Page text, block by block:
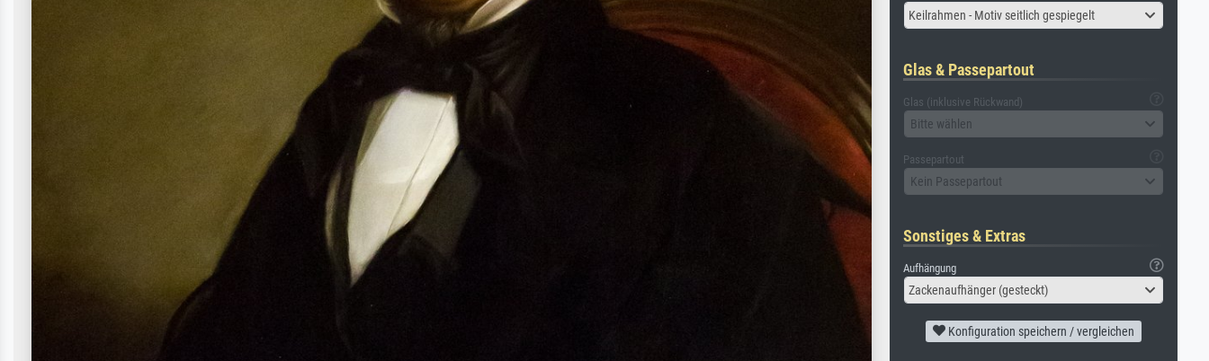
Keilrahmen - Motiv seitlich gespiegelt
Glas & Passepartout
Glas (inklusive Rückwand)
Bitte wählen
Passepartout
Kein Passepartout
Sonstiges & Extras
Aufhängung
Zackenaufhänger (gesteckt)
Konfiguration speichern / vergleichen